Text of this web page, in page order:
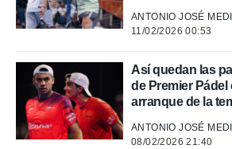
o a través
de
de
uso de
con el
ANTONIO JOSÉ
11/02/2026 00:53
Así quedan las
de Premier Pádel
arranque de la
ANTONIO JOSÉ
08/02/2026 21:40